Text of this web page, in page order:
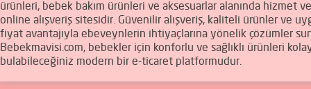
ürünleri, bebek bakım ürünleri ve aksesuarlar alanında hizmet
online alışveriş sitesidir. Güvenilir alışveriş, kaliteli ürünler ve
fiyat avantajıyla ebeveynlerin ihtiyaçlarına yönelik çözümler
Bebekmavisi.com, bebekler için konforlu ve sağlıklı ürünleri
bulabileceğiniz modern bir e-ticaret platformudur.